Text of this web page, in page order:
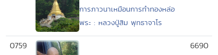
การภาวนาเหมือนการทำทองหล่อ
พระ : หลวงปู่สิม พุทธาจาโร
0759 6690